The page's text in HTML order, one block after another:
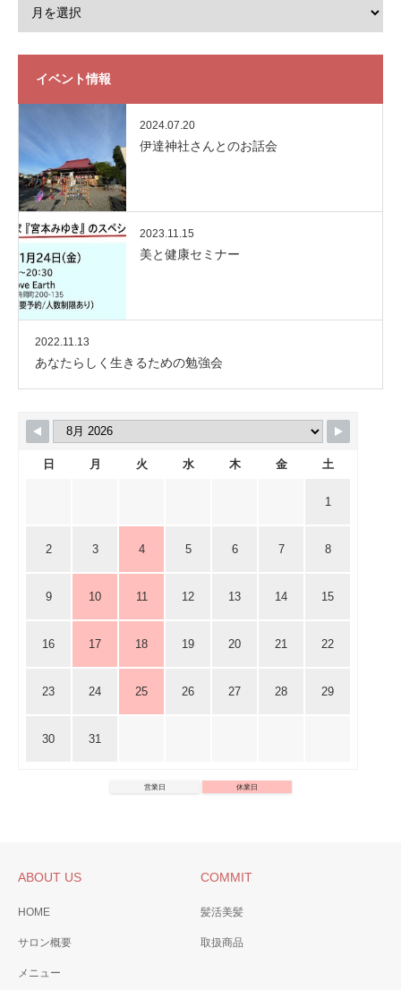
イベント情報
2024.07.20
伊達神社さんとのお話会
2023.11.15
美と健康セミナー
2022.11.13
あなたらしく生きるための勉強会
日 月 火 水 木 金 土
1
2 3 4 5 6 7 8
9 10 11 12 13 14 15
16 17 18 19 20 21 22
23 24 25 26 27 28 29
30 31
営業日 休業日
ABOUT US
HOME
サロン概要
メニュー
COMMIT
髪活美髪
取扱商品